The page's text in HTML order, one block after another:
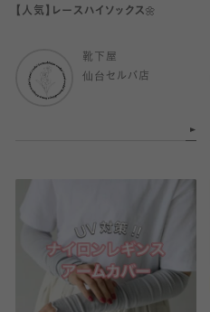
【人気】レースハイソックス🌼
靴下屋
仙台セルバ店